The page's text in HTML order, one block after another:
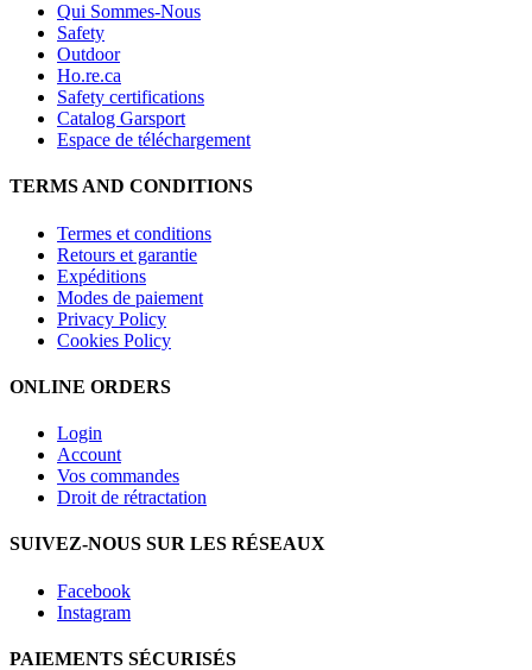
Qui Sommes-Nous
Safety
Outdoor
Ho.re.ca
Safety certifications
Catalog Garsport
Espace de téléchargement
TERMS AND CONDITIONS
Termes et conditions
Retours et garantie
Expéditions
Modes de paiement
Privacy Policy
Cookies Policy
ONLINE ORDERS
Login
Account
Vos commandes
Droit de rétractation
SUIVEZ-NOUS SUR LES RÉSEAUX
Facebook
Instagram
PAIEMENTS SÉCURISÉS